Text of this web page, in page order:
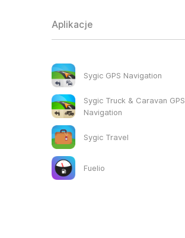
Aplikacje
Sygic GPS Navigation
Sygic Truck & Caravan GPS
Navigation
Sygic Travel
Fuelio